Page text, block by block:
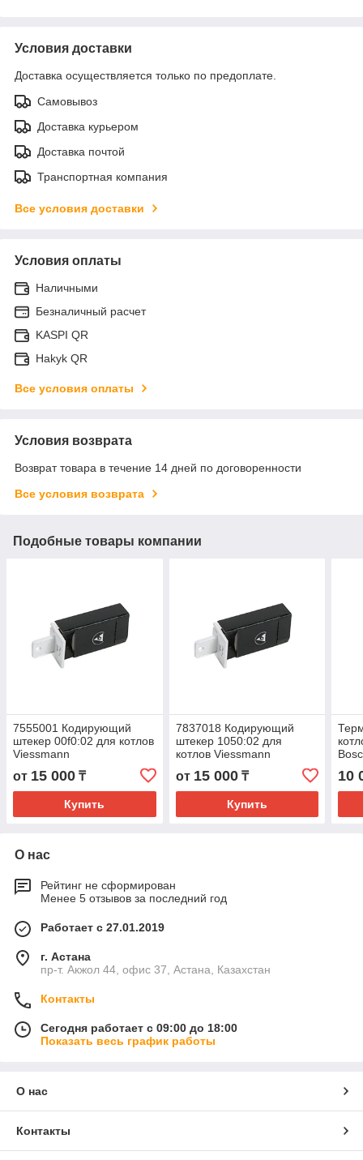
Условия доставки
Доставка осуществляется только по предоплате.
Самовывоз
Доставка курьером
Доставка почтой
Транспортная компания
Все условия доставки
Условия оплаты
Наличными
Безналичный расчет
KASPI QR
Hakyk QR
Все условия оплаты
Условия возврата
Возврат товара в течение 14 дней по договоренности
Все условия возврата
Подобные товары компании
7555001 Кодирующий
штекер 00f0:02 для котлов
Viessmann
от 15 000 ₸
Купить
7837018 Кодирующий
штекер 1050:02 для
котлов Viessmann
от 15 000₸
Купить
10
О нас
Рейтинг не сформирован
Менее 5 отзывов за последний год
Работает с 27.01.2019
г. Астана
пр-т. Акжол 44, офис 37, Астана, Казахстан
Контакты
Сегодня работает с 09:00 до 18:00
Показать весь график работы
О нас
Контакты